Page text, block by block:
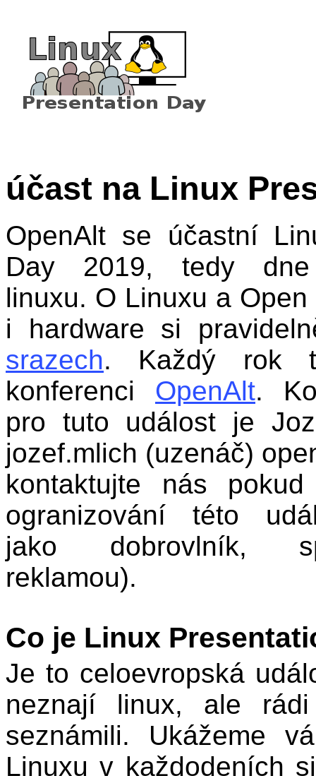
účast na Linux
OpenAlt se účastní
Day 2019, tedy dne
linuxu. O Linuxu a
i hardware si
srazech. Každý rok
konferenci OpenAlt.
pro tuto událost je
jozef.mlich (uzenáč)
kontaktujte nás
ogranizování této
jako dobrovlník,
reklamou).
Co je Linux
Je to celoevropská
neznají linux, ale
seznámili. Ukážeme
Linuxu v každodeních